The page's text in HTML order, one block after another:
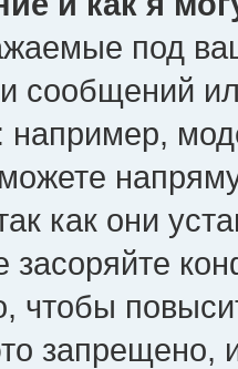
под
сообщений
например,
как они
засоряйте
чтобы
запрещено,